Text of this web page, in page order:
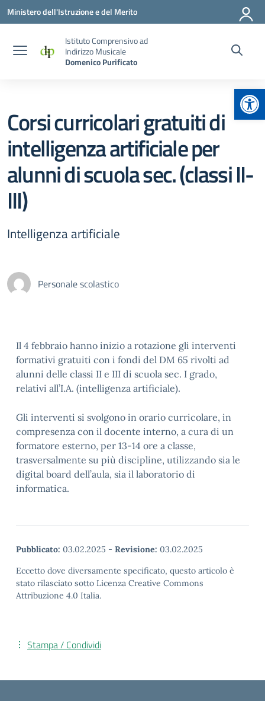
Vai ai contenuti
Vai al menu di navigazione
Vai al footer
Ministero dell'Istruzione e del Merito
Istituto Comprensivo ad
Indirizzo Musicale
Domenico Purificato
Corsi curricolari gratuiti di
intelligenza artificiale per
alunni di scuola sec. (classi II-
III)
Intelligenza artificiale
Personale scolastico
Il 4 febbraio hanno inizio a rotazione gli interventi
formativi gratuiti con i fondi del DM 65 rivolti ad
alunni delle classi II e III di scuola sec. I grado,
relativi all’I.A. (intelligenza artificiale).
Gli interventi si svolgono in orario curricolare, in
compresenza con il docente interno, a cura di un
formatore esterno, per 13-14 ore a classe,
trasversalmente su più discipline, utilizzando sia le
digital board dell’aula, sia il laboratorio di
informatica.
Pubblicato: 03.02.2025 - Revisione: 03.02.2025
Eccetto dove diversamente specificato, questo articolo è
stato rilasciato sotto Licenza Creative Commons
Attribuzione 4.0 Italia.
Stampa / Condividi